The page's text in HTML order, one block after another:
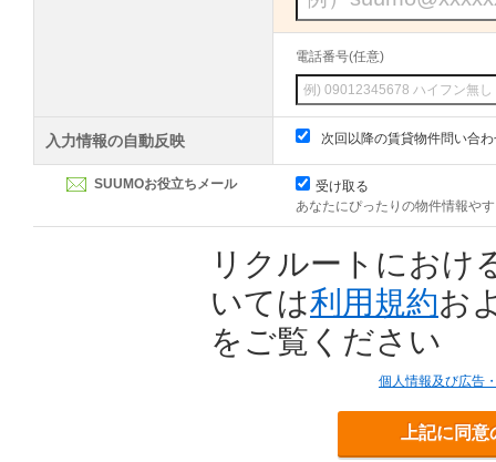
電話番号(任意)
入力情報の自動反映 次回以降の賃貸物件問い合
SUUMOお役立ちメール
受け取る
あなたにぴったりの物件情報や
リクルートにおけ
いては利用規約お
をご覧ください
個人情報及び広告
上記に同